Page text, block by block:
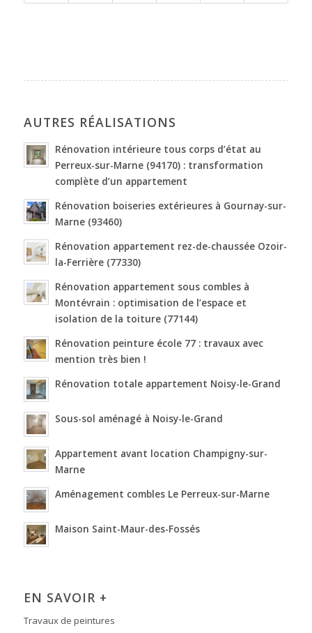
AUTRES RÉALISATIONS
Rénovation intérieure tous corps d’état au
Perreux-sur-Marne (94170) : transformation
complète d’un appartement
Rénovation boiseries extérieures à Gournay-sur-
Marne (93460)
Rénovation appartement rez-de-chaussée Ozoir-
la-Ferrière (77330)
Rénovation appartement sous combles à
Montévrain : optimisation de l’espace et
isolation de la toiture (77144)
Rénovation peinture école 77 : travaux avec
mention très bien !
Rénovation totale appartement Noisy-le-Grand
Sous-sol aménagé à Noisy-le-Grand
Appartement avant location Champigny-sur-
Marne
Aménagement combles Le Perreux-sur-Marne
Maison Saint-Maur-des-Fossés
EN SAVOIR +
Travaux de peintures